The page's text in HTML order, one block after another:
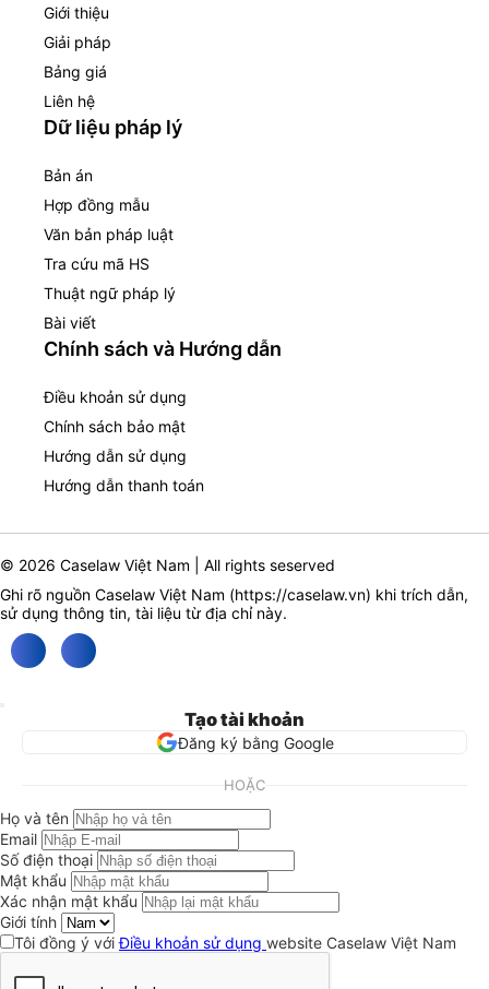
Giới thiệu
Giải pháp
Bảng giá
Liên hệ
Dữ liệu pháp lý
Bản án
Hợp đồng mẫu
Văn bản pháp luật
Tra cứu mã HS
Thuật ngữ pháp lý
Bài viết
Chính sách và Hướng dẫn
Điều khoản sử dụng
Chính sách bảo mật
Hướng dẫn sử dụng
Hướng dẫn thanh toán
© 2026 Caselaw Việt Nam | All rights seserved
Ghi rõ nguồn Caselaw Việt Nam (https://caselaw.vn) khi trích dẫn,
sử dụng thông tin, tài liệu từ địa chỉ này.
Tạo tài khoản
Đăng ký bằng Google
HOẶC
Họ và tên
Email
Số điện thoại
Mật khẩu
Xác nhận mật khẩu
Giới tính
Tôi đồng ý vớiĐiều khoản sử dụng website Caselaw Việt Nam